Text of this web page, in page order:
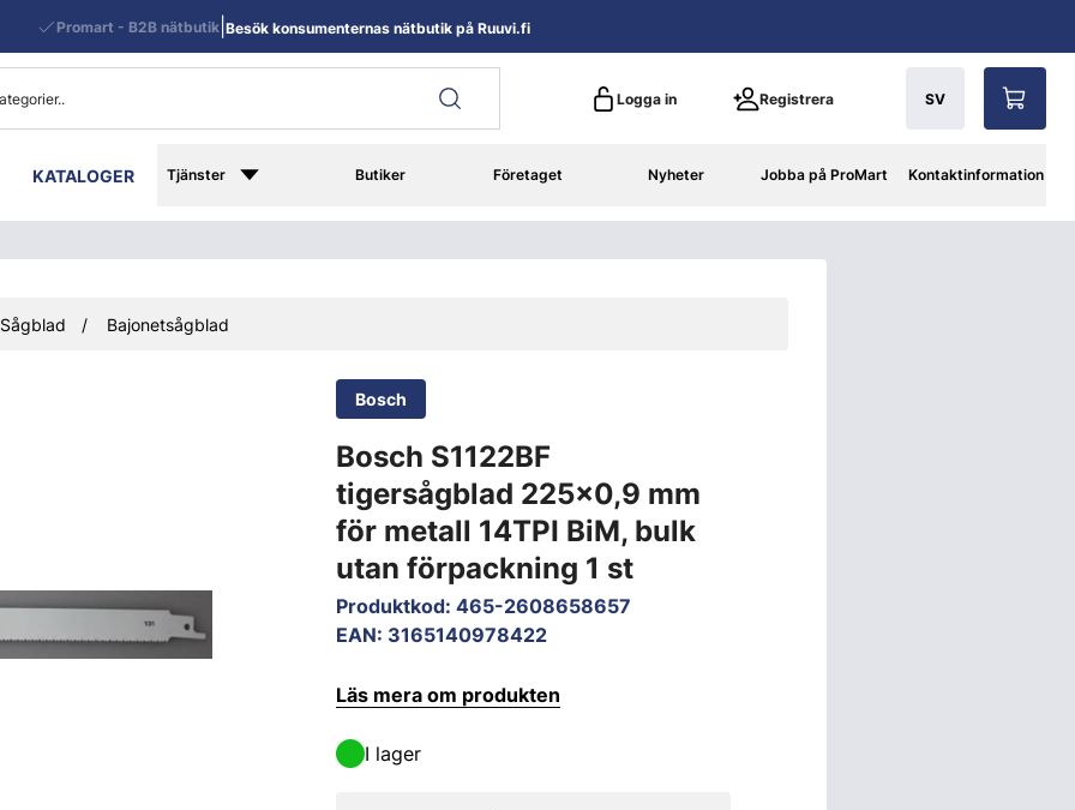
Logga in Registrera SV
KATALOGER Tjänster Butiker Företaget Nyheter Jobba på ProMart Kontaktinformation
Promart - B2B nätbutik Besök konsumenternas nätbutik på Ruuvi.fi
Sågblad Bajonetsågblad
Bosch
Bosch S1122BF
tigersågblad 225x0,9 mm
för metall 14TPI BiM, bulk
utan förpackning 1 st
Produktkod: 465-2608658657
EAN: 3165140978422
Läs mera om produkten
I lager